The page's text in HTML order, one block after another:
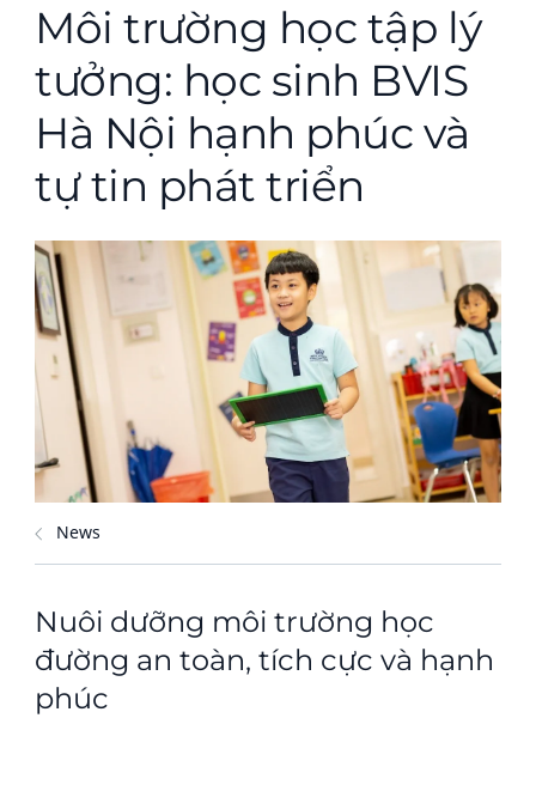
Môi trường học tập lý
tưởng: học sinh BVIS
Hà Nội hạnh phúc và
tự tin phát triển
News
Nuôi dưỡng môi trường học
đường an toàn, tích cực và hạnh
phúc